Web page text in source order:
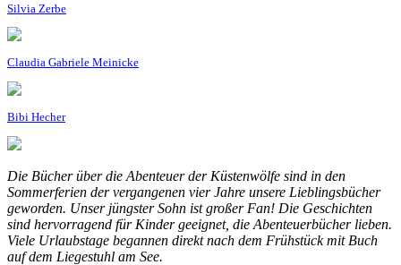
Silvia Zerbe
Claudia Gabriele Meinicke
Bibi Hecher
Die Bücher über die Abenteuer der Küstenwölfe sind in den
Sommerferien der vergangenen vier Jahre unsere Lieblingsbücher
geworden. Unser jüngster Sohn ist großer Fan! Die Geschichten
sind hervorragend für Kinder geeignet, die Abenteuerbücher lieben.
Viele Urlaubstage begannen direkt nach dem Frühstück mit Buch
auf dem Liegestuhl am See.